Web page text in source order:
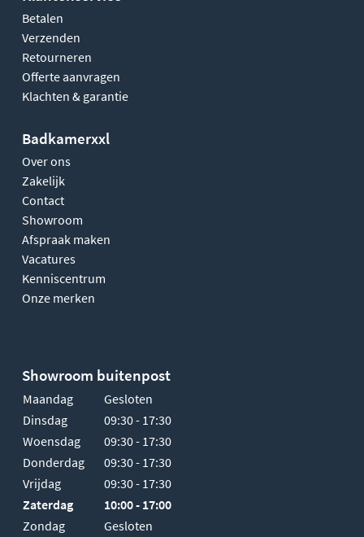
Betalen
Verzenden
Retourneren
Offerte aanvragen
Klachten & garantie
Badkamerxxl
Over ons
Zakelijk
Contact
Showroom
Afspraak maken
Vacatures
Kenniscentrum
Onze merken
Showroom buitenpost
Maandag
Gesloten
Dinsdag
09:30 - 17:30
Woensdag
09:30 - 17:30
Donderdag
09:30 - 17:30
Vrijdag
09:30 - 17:30
Zaterdag
10:00 - 17:00
Zondag
Gesloten